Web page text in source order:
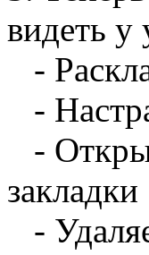
видеть у
-
-
-
закладки
-